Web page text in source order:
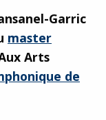
Garric
master
Arts
de